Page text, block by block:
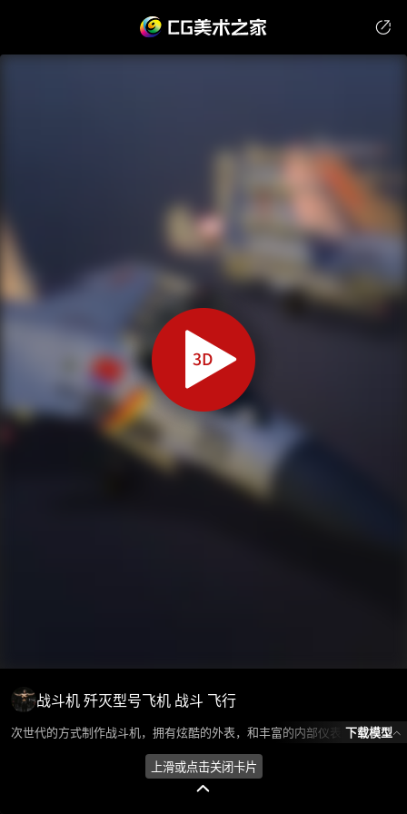
战斗机 歼灭型号飞机 战斗 飞行
次世代的方式制作战斗机，拥有炫酷的外表，和丰富的内部仪表贴图。 模型所属分类为“飞机/航天-军事飞机”，模型风格为写实，模型ID为101565，本模型由设计师 Huan环 在2024-08-26 15:55:17上传，含.fbx，.gltf，.max(3dsMax)相关源文件下载格式，点数为103464，面数为87414，材质数为24，贴图数为8，CG美术之家持续为您更新与数字孪生、影视动画和游戏VR等相关优质资源。
下载模型
上滑或点击关闭卡片